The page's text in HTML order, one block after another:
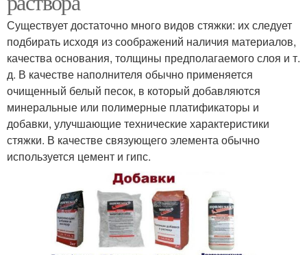
Существует достаточно много видов стяжки: их следует
подбирать исходя из соображений наличия материалов,
качества основания, толщины предполагаемого слоя и т.
д. В качестве наполнителя обычно применяется
очищенный белый песок, в который добавляются
минеральные или полимерные платификаторы и
добавки, улучшающие технические характеристики
стяжки. В качестве связующего элемента обычно
используется цемент и гипс.